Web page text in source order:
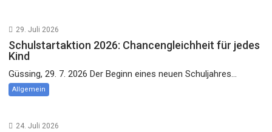
29. Juli 2026
Schulstartaktion 2026: Chancengleichheit für jedes
Kind
Güssing, 29. 7. 2026 Der Beginn eines neuen Schuljahres...
Allgemein
24. Juli 2026